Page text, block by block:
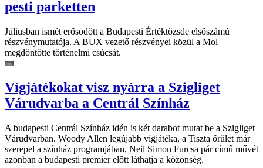
pesti parketten
Júliusban ismét erősödött a Budapesti Értéktőzsde elsőszámú
részvénymutatója. A BUX vezető részvényei közül a Mol
megdöntötte történelmi csúcsát.
Vígjátékokat visz nyárra a Szigliget
Várudvarba a Centrál Színház
A budapesti Centrál Színház idén is két darabot mutat be a Szigliget
Várudvarban. Woody Allen legújabb vígjátéka, a Tiszta őrület már
szerepel a színház programjában, Neil Simon Furcsa pár című művét
azonban a budapesti premier előtt láthatja a közönség.